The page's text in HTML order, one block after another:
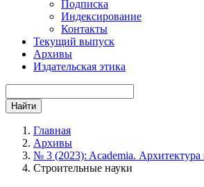
Подписка
Индексирование
Контакты
Текущий выпуск
Архивы
Издательская этика
Найти
Главная
Архивы
№ 3 (2023): Academia. Архитектура
Cтроительные науки